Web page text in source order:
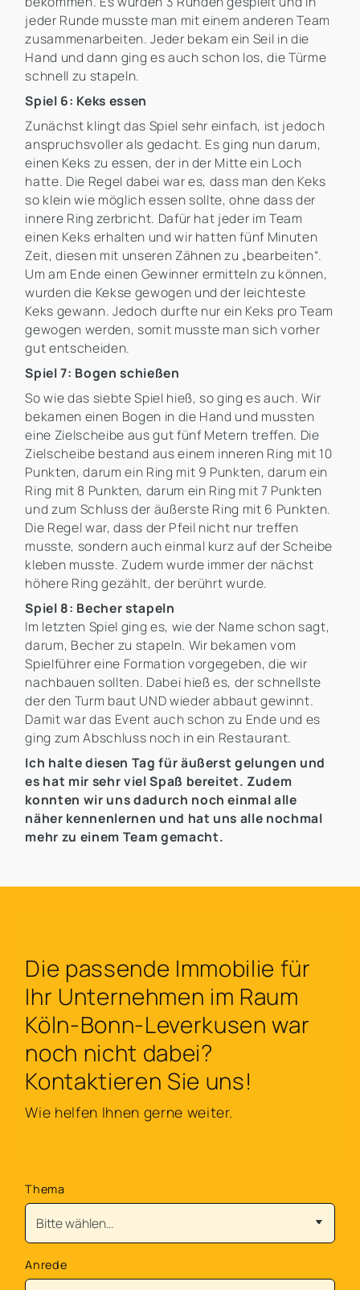
jeder Runde musste man mit einem anderen Team
zusammenarbeiten. Jeder bekam ein Seil in die
Hand und dann ging es auch schon los, die Türme
schnell zu stapeln.
Spiel 6: Keks essen
Zunächst klingt das Spiel sehr einfach, ist jedoch
anspruchsvoller als gedacht. Es ging nun darum,
einen Keks zu essen, der in der Mitte ein Loch
hatte. Die Regel dabei war es, dass man den Keks
so klein wie möglich essen sollte, ohne dass der
innere Ring zerbricht. Dafür hat jeder im Team
einen Keks erhalten und wir hatten fünf Minuten
Zeit, diesen mit unseren Zähnen zu „bearbeiten“.
Um am Ende einen Gewinner ermitteln zu können,
wurden die Kekse gewogen und der leichteste
Keks gewann. Jedoch durfte nur ein Keks pro Team
gewogen werden, somit musste man sich vorher
gut entscheiden.
Spiel 7: Bogen schießen
So wie das siebte Spiel hieß, so ging es auch. Wir
bekamen einen Bogen in die Hand und mussten
eine Zielscheibe aus gut fünf Metern treffen. Die
Zielscheibe bestand aus einem inneren Ring mit 10
Punkten, darum ein Ring mit 9 Punkten, darum ein
Ring mit 8 Punkten, darum ein Ring mit 7 Punkten
und zum Schluss der äußerste Ring mit 6 Punkten.
Die Regel war, dass der Pfeil nicht nur treffen
musste, sondern auch einmal kurz auf der Scheibe
kleben musste. Zudem wurde immer der nächst
höhere Ring gezählt, der berührt wurde.
Spiel 8: Becher stapeln
Im letzten Spiel ging es, wie der Name schon sagt,
darum, Becher zu stapeln. Wir bekamen vom
Spielführer eine Formation vorgegeben, die wir
nachbauen sollten. Dabei hieß es, der schnellste
der den Turm baut UND wieder abbaut gewinnt.
Damit war das Event auch schon zu Ende und es
ging zum Abschluss noch in ein Restaurant.
Ich halte diesen Tag für äußerst gelungen und
es hat mir sehr viel Spaß bereitet. Zudem
konnten wir uns dadurch noch einmal alle
näher kennenlernen und hat uns alle nochmal
mehr zu einem Team gemacht.
Die passende Immobilie für
Ihr Unternehmen im Raum
Köln-Bonn-Leverkusen war
noch nicht dabei?
Kontaktieren Sie uns!
Wie helfen Ihnen gerne weiter.
Thema
Anrede